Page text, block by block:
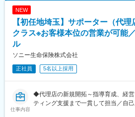
・事業継続に向けた人材育成
・商品勉強会の実施
・担当エリアのマーケット動向分析
・アクションプランの策定
ナーを開拓※目安：1年に1社程
NEW
【初任地埼玉】サポーター（代
クラス※お客様本位の営業が可能
ル
ソニー生命保険株式会社
正社員 5名以上採用
仕事内容
◆代理店の新規開拓～指導育成、経
ティング支援まで一貫して担当／自